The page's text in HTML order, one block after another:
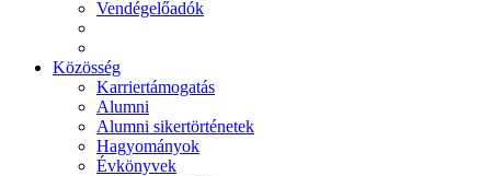
Vendégelőadók
Közösség
Karriertámogatás
Alumni
Alumni sikertörténetek
Hagyományok
Évkönyvek